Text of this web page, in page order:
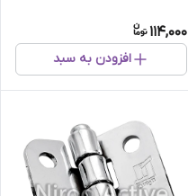
114,000
افزودن به سبد